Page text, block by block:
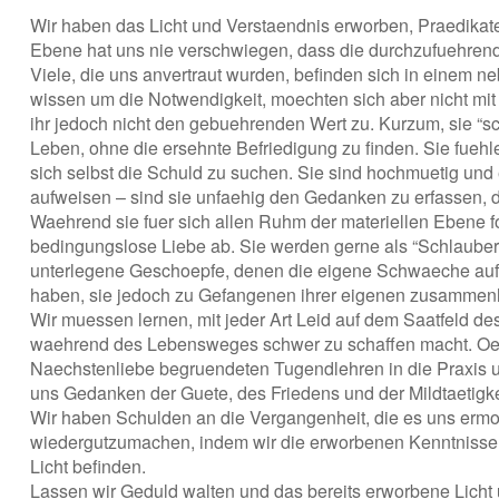
Wir haben das Licht und Verstaendnis erworben,
Ebene hat uns nie verschwiegen, dass die
Viele, die uns anvertraut wurden, befinden sich in einem
wissen um die Notwendigkeit, moechten sich aber nicht
ihr jedoch nicht den gebuehrenden Wert zu. Kurzum, sie
Leben, ohne die ersehnte Befriedigung zu finden. Sie
sich selbst die Schuld zu suchen. Sie sind hochmuetig
aufweisen – sind sie unfaehig den Gedanken zu erfassen,
Waehrend sie fuer sich allen Ruhm der materiellen
bedingungslose Liebe ab. Sie werden gerne als
unterlegene Geschoepfe, denen die eigene Schwaeche
haben, sie jedoch zu Gefangenen ihrer eigenen
Wir muessen lernen, mit jeder Art Leid auf dem Saatfeld
waehrend des Lebensweges schwer zu schaffen macht.
Naechstenliebe begruendeten Tugendlehren in die
uns Gedanken der Guete, des Friedens und der
Wir haben Schulden an die Vergangenheit, die es uns
wiedergutzumachen, indem wir die erworbenen
Licht befinden.
Lassen wir Geduld walten und das bereits erworbene